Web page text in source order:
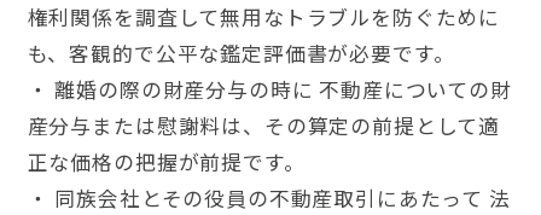
権利関係を調査して無用なトラブルを防ぐために
も、客観的で公平な鑑定評価書が必要です。
・ 離婚の際の財産分与の時に 不動産についての財
産分与または慰謝料は、その算定の前提として適
正な価格の把握が前提です。
・ 同族会社とその役員の不動産取引にあたって 法